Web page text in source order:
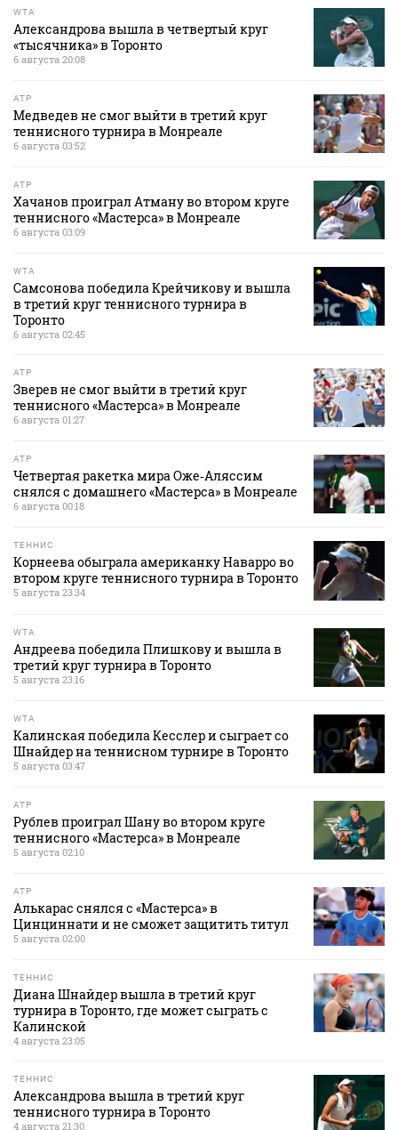
WTA
Александрова вышла в четвертый круг
«тысячника» в Торонто
6 августа 20:08
ATP
Медведев не смог выйти в третий круг
теннисного турнира в Монреале
6 августа 03:52
ATP
Хачанов проиграл Атману во втором круге
теннисного «Мастерса» в Монреале
6 августа 03:09
WTA
Самсонова победила Крейчикову и вышла
в третий круг теннисного турнира в
Торонто
6 августа 02:45
ATP
Зверев не смог выйти в третий круг
теннисного «Мастерса» в Монреале
6 августа 01:27
ATP
Четвертая ракетка мира Оже‑Аляссим
снялся с домашнего «Мастерса» в Монреале
6 августа 00:18
ТЕННИС
Корнеева обыграла американку Наварро во
втором круге теннисного турнира в Торонто
5 августа 23:34
WTA
Андреева победила Плишкову и вышла в
третий круг турнира в Торонто
5 августа 23:16
WTA
Калинская победила Кесслер и сыграет со
Шнайдер на теннисном турнире в Торонто
5 августа 03:47
ATP
Рублев проиграл Шану во втором круге
теннисного «Мастерса» в Монреале
5 августа 02:10
ATP
Алькарас снялся с «Мастерса» в
Цинциннати и не сможет защитить титул
5 августа 02:00
ТЕННИС
Диана Шнайдер вышла в третий круг
турнира в Торонто, где может сыграть с
Калинской
4 августа 23:05
ТЕННИС
Александрова вышла в третий круг
теннисного турнира в Торонто
4 августа 21:30